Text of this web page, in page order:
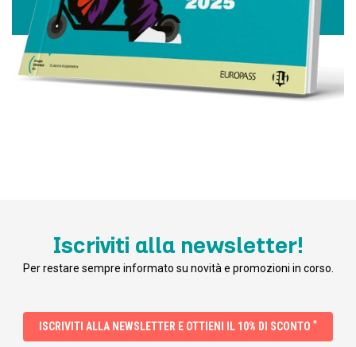
Iscriviti alla newsletter!
Per restare sempre informato su novità e promozioni in corso.
ISCRIVITI ALLA NEWSLETTER E OTTIENI IL 10% DI SCONTO *